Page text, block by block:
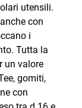
utensili.
con
i
Tutta la
un valore
gomiti,
con